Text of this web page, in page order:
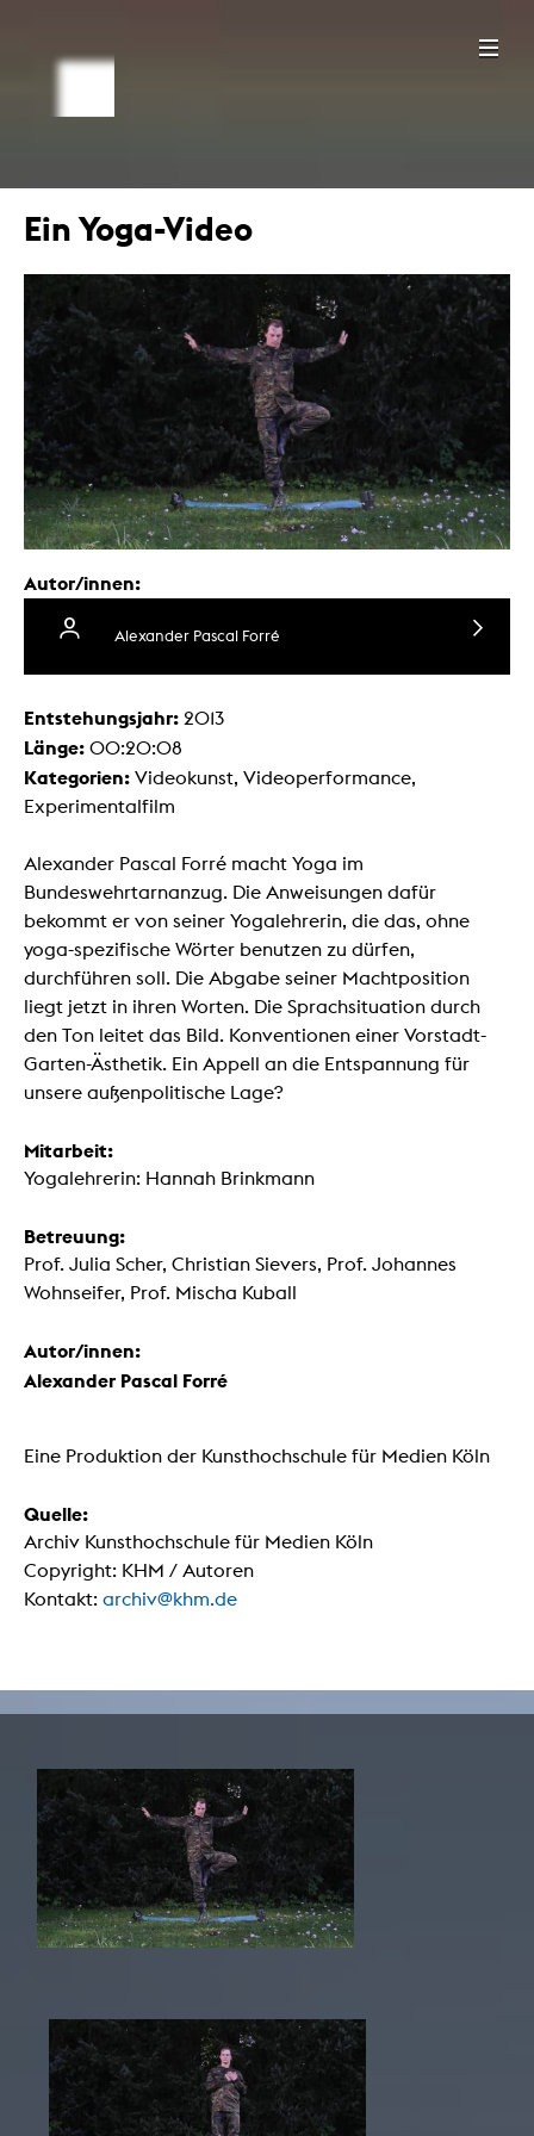
Ein Yoga-Video
Autor/innen:
Alexander Pascal Forré
Entstehungsjahr: 2013
Länge: 00:20:08
Kategorien: Videokunst, Videoperformance,
Experimentalfilm
Alexander Pascal Forré macht Yoga im
Bundeswehrtarnanzug. Die Anweisungen dafür
bekommt er von seiner Yogalehrerin, die das, ohne
yoga-spezifische Wörter benutzen zu dürfen,
durchführen soll. Die Abgabe seiner Machtposition
liegt jetzt in ihren Worten. Die Sprachsituation durch
den Ton leitet das Bild. Konventionen einer Vorstadt-
Garten-Ästhetik. Ein Appell an die Entspannung für
unsere außenpolitische Lage?
Mitarbeit:
Yogalehrerin: Hannah Brinkmann
Betreuung:
Prof. Julia Scher, Christian Sievers, Prof. Johannes
Wohnseifer, Prof. Mischa Kuball
Autor/innen:
Alexander Pascal Forré
Eine Produktion der Kunsthochschule für Medien Köln
Quelle:
Archiv Kunsthochschule für Medien Köln
Copyright: KHM / Autoren
Kontakt: archiv@khm.de